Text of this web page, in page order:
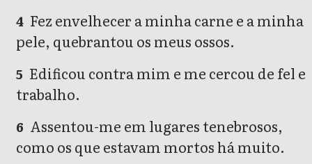
4 Fez envelhecer a minha carne e a minha
pele, quebrantou os meus ossos.
5 Edificou contra mim e me cercou de fel e
trabalho.
6 Assentou-me em lugares tenebrosos,
como os que estavam mortos há muito.